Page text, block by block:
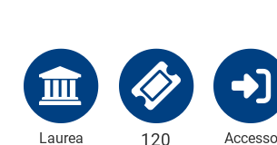
Laurea
120
Accesso